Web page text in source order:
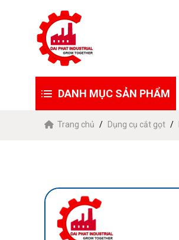
DANH MỤC SẢN PHẨM
Trang chủ Dụng cụ cắt gọt